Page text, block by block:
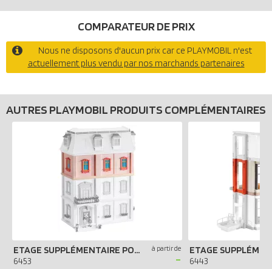
COMPARATEUR DE PRIX
Nous ne disposons d'aucun prix car ce PLAYMOBIL n'est
actuellement plus vendu par nos marchands partenaires
AUTRES PLAYMOBIL PRODUITS COMPLÉMENTAIRES
ETAGE SUPPLÉMENTAIRE POUR MAISON TRADITIONNELLE
6453
à partir de
- 6443